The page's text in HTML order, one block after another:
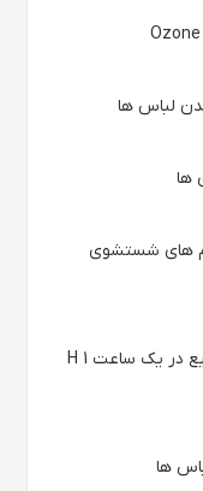
های شستشوی
دارای برنامه شستشو و خشک کردن سریع در یک ساعت 1 H